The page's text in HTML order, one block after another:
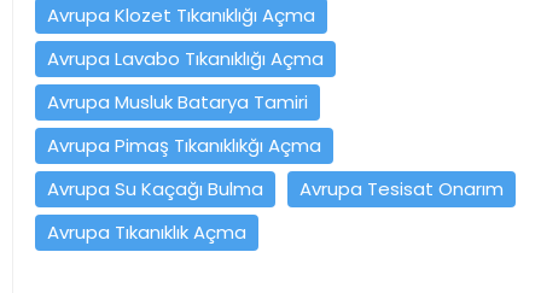
Avrupa Klozet Tıkanıklığı Açma
Avrupa Lavabo Tıkanıklığı Açma
Avrupa Musluk Batarya Tamiri
Avrupa Pimaş Tıkanıklıkğı Açma
Avrupa Su Kaçağı Bulma
Avrupa Tesisat Onarım
Avrupa Tıkanıklık Açma